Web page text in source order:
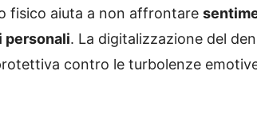
fisico aiuta a non affrontare
personali. La digitalizzazione del
contro le turbolenze